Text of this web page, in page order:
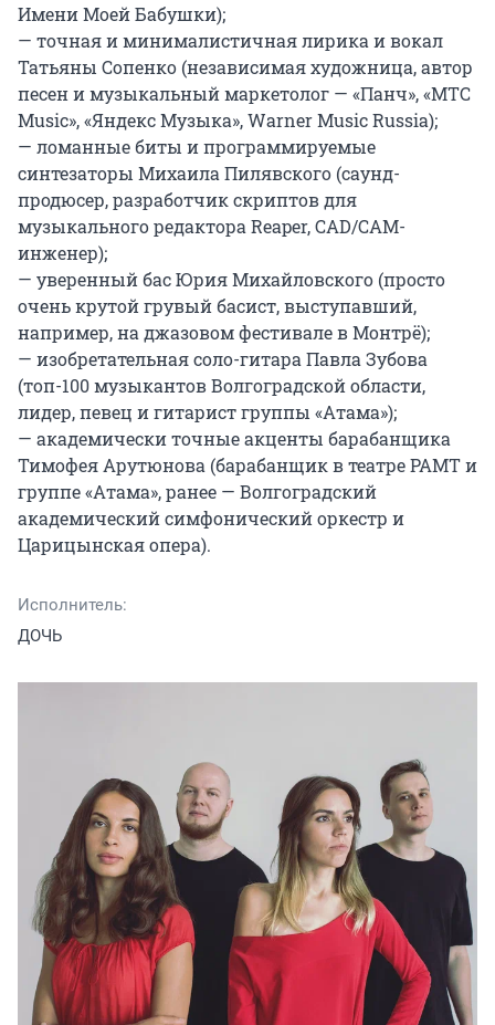
Имени Моей Бабушки);
— точная и минималистичная лирика и вокал
Татьяны Сопенко (независимая художница, автор
песен и музыкальный маркетолог — «Панч», «МТС
Music», «Яндекс Музыка», Warner Music Russia);
— ломанные биты и программируемые
синтезаторы Михаила Пилявского (саунд-
продюсер, разработчик скриптов для
музыкального редактора Reaper, CAD/CAM-
инженер);
— уверенный бас Юрия Михайловского (просто
очень крутой грувый басист, выступавший,
например, на джазовом фестивале в Монтрё);
— изобретательная соло-гитара Павла Зубова
(топ-100 музыкантов Волгоградской области,
лидер, певец и гитарист группы «Aтама»);
— академически точные акценты барабанщика
Тимофея Арутюнова (барабанщик в театре РАМТ и
группе «Aтама», ранее — Волгоградский
академический симфонический оркестр и
Царицынская опера).
Исполнитель:
ДОЧЬ